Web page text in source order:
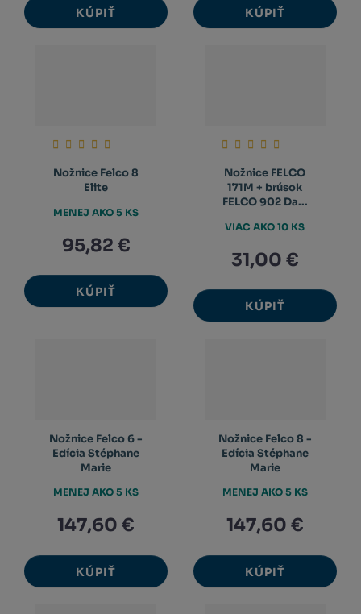
KÚPIŤ KÚPIŤ
Nožnice Felco 8
Elite
95,82 €
KÚPIŤ
MENEJ AKO 5 KS
Nožnice FELCO
171M + brúsok
FELCO 902 Da...
31,00 €
KÚPIŤ
VIAC AKO 10 KS
Nožnice Felco 6 -
Edícia Stéphane
Marie
147,60 €
KÚPIŤ
MENEJ AKO 5 KS
Nožnice Felco 8 -
Edícia Stéphane
Marie
147,60 €
KÚPIŤ
MENEJ AKO 5 KS